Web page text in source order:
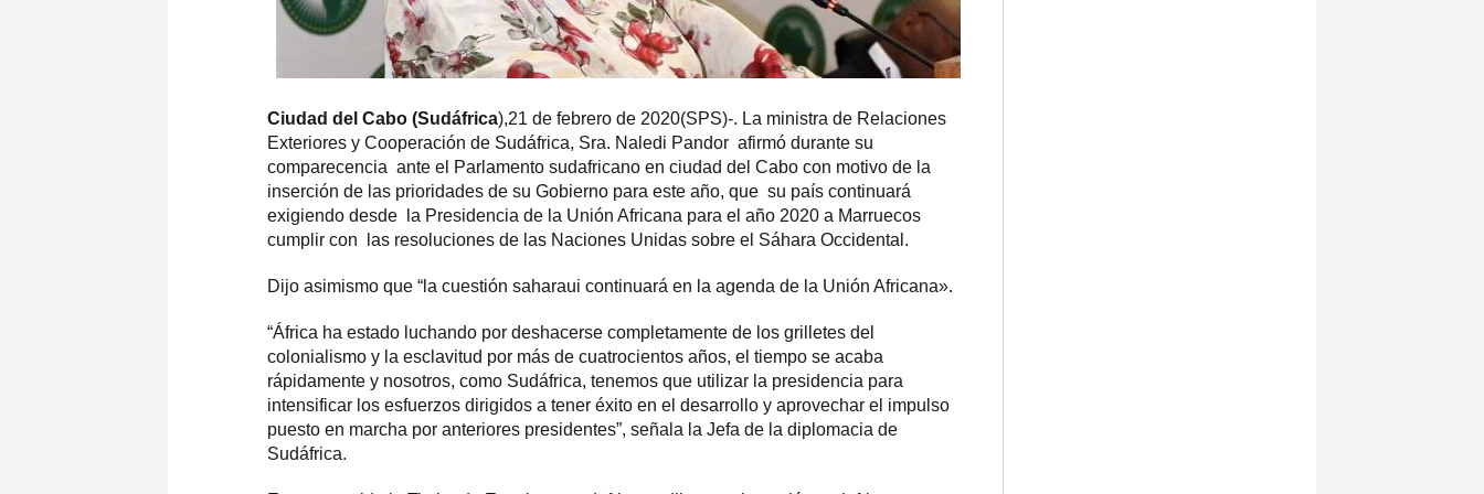
Ciudad del Cabo (Sudáfrica),21 de febrero de 2020(SPS)-. La ministra de Relaciones
Exteriores y Cooperación de Sudáfrica, Sra. Naledi Pandor afirmó durante su
comparecencia ante el Parlamento sudafricano en ciudad del Cabo con motivo de la
inserción de las prioridades de su Gobierno para este año, que su país continuará
exigiendo desde la Presidencia de la Unión Africana para el año 2020 a Marruecos
cumplir con las resoluciones de las Naciones Unidas sobre el Sáhara Occidental.
Dijo asimismo que “la cuestión saharaui continuará en la agenda de la Unión Africana».
“África ha estado luchando por deshacerse completamente de los grilletes del
colonialismo y la esclavitud por más de cuatrocientos años, el tiempo se acaba
rápidamente y nosotros, como Sudáfrica, tenemos que utilizar la presidencia para
intensificar los esfuerzos dirigidos a tener éxito en el desarrollo y aprovechar el impulso
puesto en marcha por anteriores presidentes”, señala la Jefa de la diplomacia de
Sudáfrica.